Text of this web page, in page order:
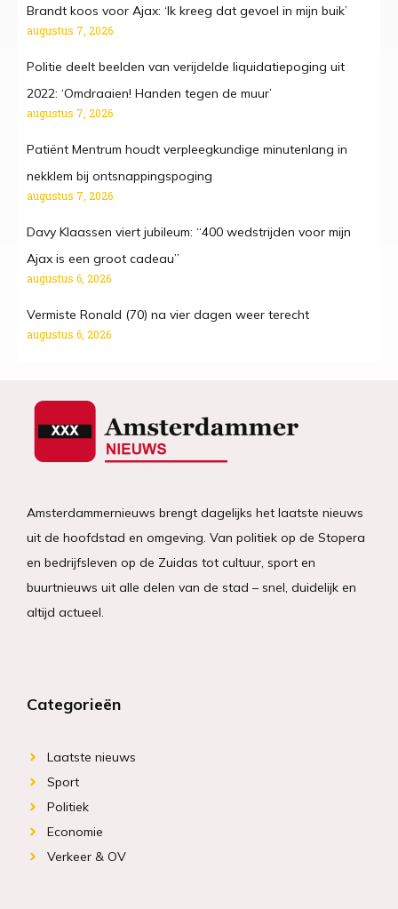
Brandt koos voor Ajax: ‘Ik kreeg dat gevoel in mijn buik’
augustus 7, 2026
Politie deelt beelden van verijdelde liquidatiepoging uit
2022: ‘Omdraaien! Handen tegen de muur’
augustus 7, 2026
Patiënt Mentrum houdt verpleegkundige minutenlang in
nekklem bij ontsnappingspoging
augustus 7, 2026
Davy Klaassen viert jubileum: “400 wedstrijden voor mijn
Ajax is een groot cadeau”
augustus 6, 2026
Vermiste Ronald (70) na vier dagen weer terecht
augustus 6, 2026
Amsterdammernieuws brengt dagelijks het laatste nieuws
uit de hoofdstad en omgeving. Van politiek op de Stopera
en bedrijfsleven op de Zuidas tot cultuur, sport en
buurtnieuws uit alle delen van de stad – snel, duidelijk en
altijd actueel.
Categorieën
Laatste nieuws
Sport
Politiek
Economie
Verkeer & OV